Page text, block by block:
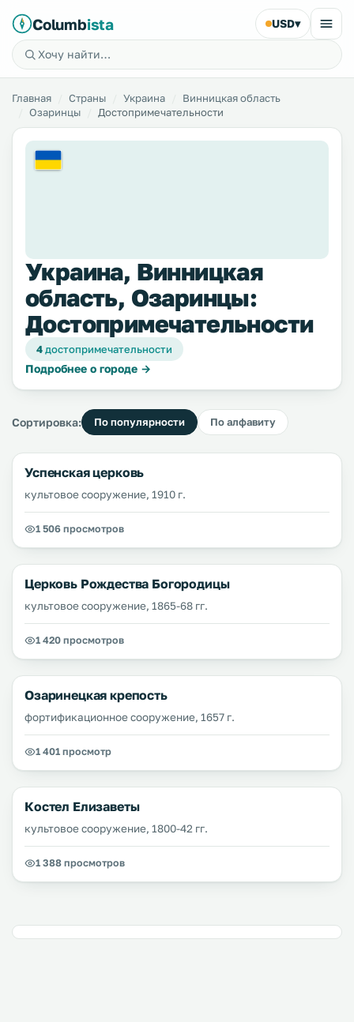
Columbista USD▾
Главная Страны Украина
Винницкая область
Озаринцы
Достопримечательности
Украина, Винницкая
область, Озаринцы:
Достопримечательности
4достопримечательности
Подробнее о городе →
Сортировка: По популярности По алфавиту
Успенская церковь
культовое сооружение, 1910 г.
1 506 просмотров
Церковь Рождества Богородицы
культовое сооружение, 1865-68 гг.
1 420 просмотров
Озаринецкая крепость
фортификационное сооружение, 1657 г.
1 401 просмотр
Костел Елизаветы
культовое сооружение, 1800-42 гг.
1 388 просмотров